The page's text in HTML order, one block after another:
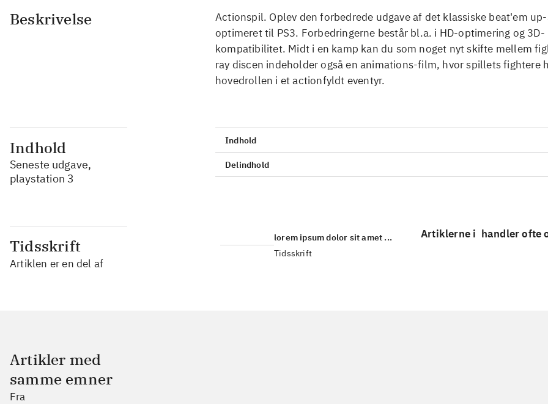
Beskrivelse
Actionspil. Oplev den forbedrede udgave af det klassiske beat'em
optimeret til PS3. Forbedringerne består bl.a. i HD-optimering og 3D-
kompatibilitet. Midt i en kamp kan du som noget nyt skifte mellem
ray discen indeholder også en animations-film, hvor spillets fightere
hovedrollen i et actionfyldt eventyr.
Indhold
Seneste udgave,
playstation 3
Indhold
Delindhold
Tidsskrift
Artiklen er en del af
lorem ipsum dolor sit amet ...
Tidsskrift
Artiklerne i handler ofte
Artikler med
samme emner
Fra